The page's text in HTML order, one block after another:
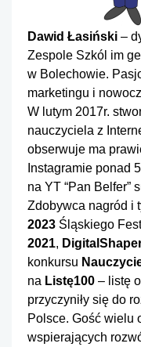
Dawid Łasiński –
Zespole Szkól im
w Bolechowie.
marketingu i
W lutym 2017r.
nauczyciela z
obserwuje ma
Instagramie ponad
na YT “Pan Belfer”
Zdobywca nagród i
2023 Śląskiego
2021,
konkursu
na Listę100 – listę
przyczyniły się do
Polsce. Gość wielu
wspierających